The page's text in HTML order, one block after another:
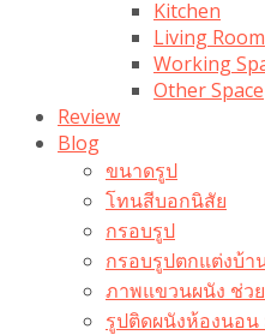
Kitchen
Living Room
Working
Other Space
Review
Blog
ขนาดรูป
โทนสีบอกนิสัย
กรอบรูป
กรอบรูปตกแต่งบ้า
ภาพแขวนผนัง ช่ว
รูปติดผนังห้องนอน